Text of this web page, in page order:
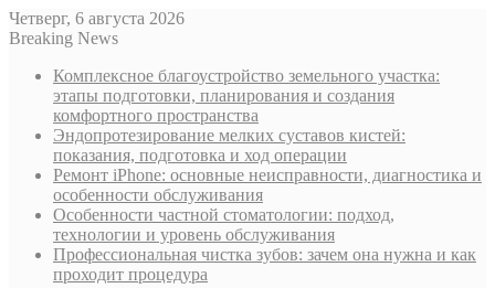
Четверг, 6 августа 2026
Breaking News
Комплексное благоустройство земельного участка:
этапы подготовки, планирования и создания
комфортного пространства
Эндопротезирование мелких суставов кистей:
показания, подготовка и ход операции
Ремонт iPhone: основные неисправности, диагностика и
особенности обслуживания
Особенности частной стоматологии: подход,
технологии и уровень обслуживания
Профессиональная чистка зубов: зачем она нужна и как
проходит процедура